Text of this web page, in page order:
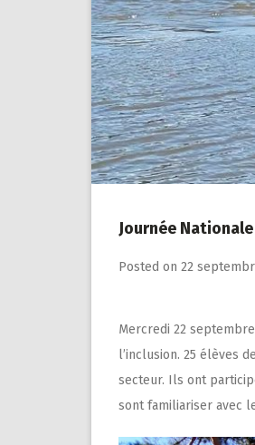
Journée
Posted on 22
Mercredi 22
l’inclusion. 25 élèves
secteur. Ils ont
sont familiariser avec